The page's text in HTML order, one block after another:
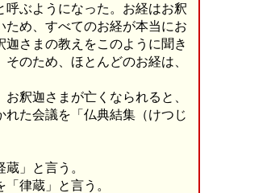
呼ぶようになった。お経はお釈
め、すべてのお経が本当にお
さまの教えをこのように聞き
のため、ほとんどのお経は、
釈迦さまが亡くなられると、
た会議を「仏典結集（けつじ
」と言う。
律蔵」と言う。